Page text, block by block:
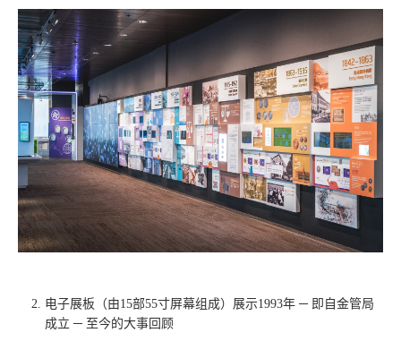
电子展板（由15部55寸屏幕组成）展示1993年 ─ 即自金管局
成立 ─ 至今的大事回顾